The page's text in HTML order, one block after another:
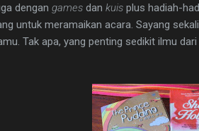
dengan games dan kuis plus hadiah-
untuk meramaikan acara. Sayang
Tak apa, yang penting sedikit ilmu